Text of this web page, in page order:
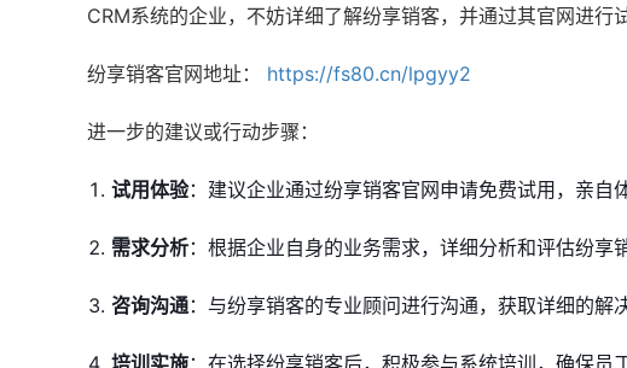
CRM系统的企业，不妨详细了解纷享销客，并通过其官网进行
纷享销客官网地址： https://fs80.cn/lpgyy2
进一步的建议或行动步骤：
试用体验：建议企业通过纷享销客官网申请免费试用，亲自
需求分析：根据企业自身的业务需求，详细分析和评估纷享
咨询沟通：与纷享销客的专业顾问进行沟通，获取详细的解
培训实施：在选择纷享销客后，积极参与系统培训，确保员